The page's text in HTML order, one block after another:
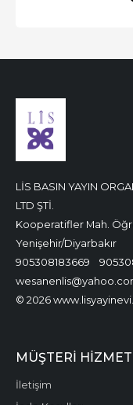
LİS BASIN YAYIN
LTD ŞTİ.
Kooperatifler Mah.
Yenişehir/Diyarbakır
905308183669
© 2026
MÜŞTERI
İletişim